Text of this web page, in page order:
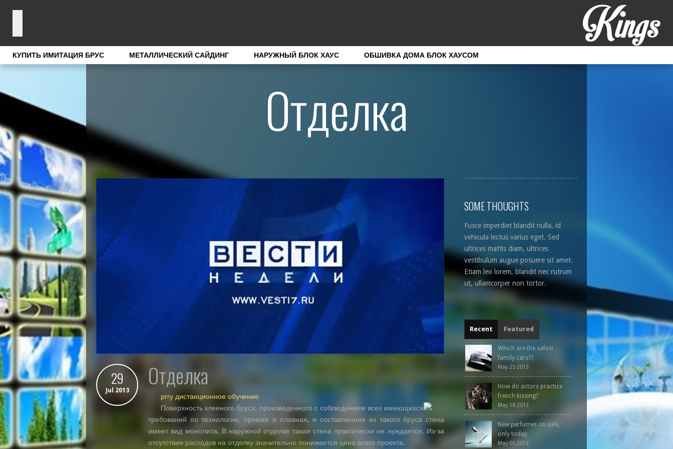
КУПИТЬ ИМИТАЦИЯ БРУС МЕТАЛЛИЧЕСКИЙ САЙДИНГ НАРУЖНЫЙ БЛОК ХАУС ОБШИВКА ДОМА БЛОК ХАУСОМ
Отделка
29
Jul 2013 Отделка
рггу дистанционное обучение
Поверхность клееного бруса, произведенного с соблюдением всех имеющихся
требований по технологии, прямая и плавная, и составленная из такого бруса стена
имеет вид монолита. В наружной отделке такая стена практически не нуждается. Из-за
отсутствия расходов на отделку значительно понижается цена всего проекта.
SOME THOUGHTS
Fusce imperdiet blandit nulla, id
vehicula lectus varius eget. Sed
ultrices mattis diam, ultrices
vestibulum augue posuere sit amet.
Etiam leo lorem, blandit nec rutrum
ut, ullamcorper non tortor.
Recent Featured
Which are the safest
family cars??
May 25 2013
How do actors practice
french kissing?
May 18 2013
New perfumes on sale,
only today
May 05 2013